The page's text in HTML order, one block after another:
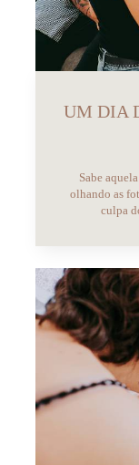
UM DIA
Sabe
olhando as
culpa